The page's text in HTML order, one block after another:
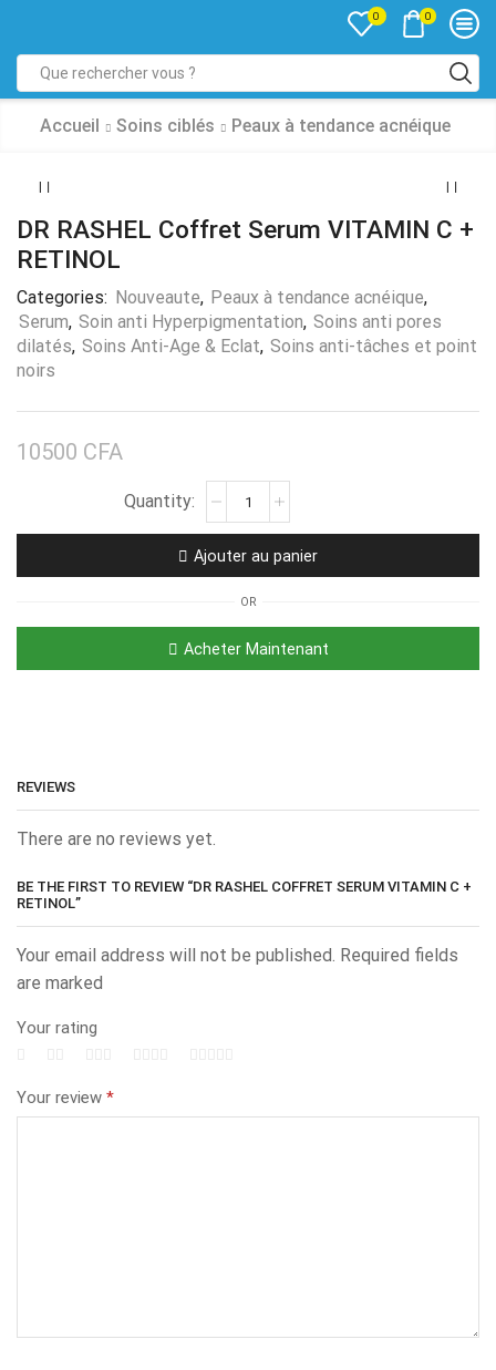
0 0
Accueil Soins ciblés Peaux à tendance acnéique
DR RASHEL Coffret Serum VITAMIN C +
RETINOL
Categories: Nouveaute, Peaux à tendance acnéique,
Serum, Soin anti Hyperpigmentation, Soins anti pores
dilatés, Soins Anti-Age & Eclat, Soins anti-tâches et point
noirs
10500 CFA
Ajouter au panier
OR
Acheter Maintenant
REVIEWS
There are no reviews yet.
BE THE FIRST TO REVIEW “DR RASHEL COFFRET SERUM VITAMIN C +
RETINOL”
Your email address will not be published. Required fields
are marked
Your rating
Your review *